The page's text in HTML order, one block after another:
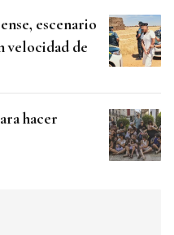
escenario
velocidad de
hacer